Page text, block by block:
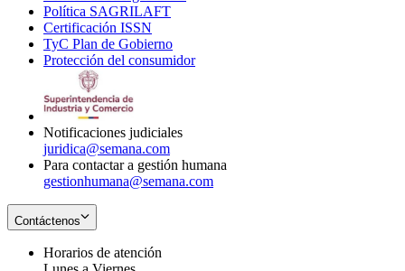
Política SAGRILAFT
new
window
Certificación ISSN
in
new
TyC Plan de Gobierno
in
Protección del consumidorOpens
Notificaciones judiciales
juridica@semana.com
Para contactar a gestión humana
gestionhumana@semana.com
Contáctenos
Horarios de atención